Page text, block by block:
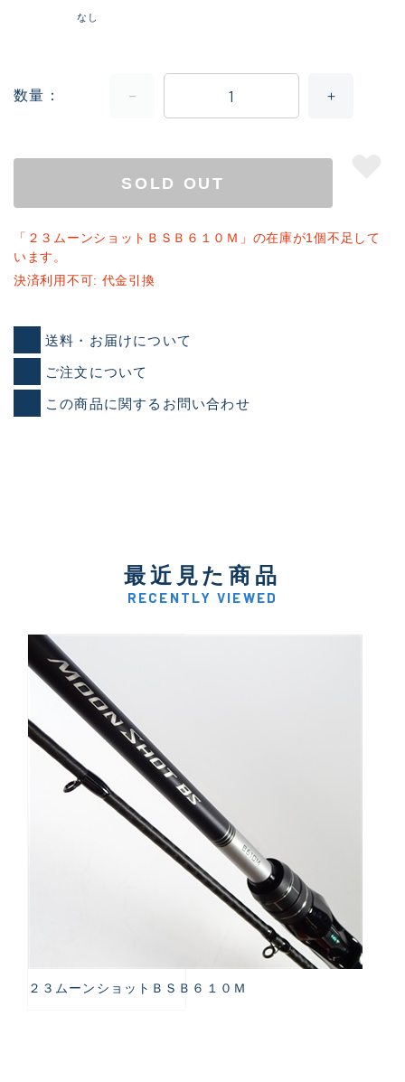
なし
数量
SOLD OUT
「２３ムーンショットＢＳＢ６１０Ｍ」の在庫が1個不足して
います。
決済利用不可: 代金引換
送料・お届けについて
ご注文について
この商品に関するお問い合わせ
最近見た商品
RECENTLY VIEWED
２３ムーンショットＢＳＢ６１０Ｍ